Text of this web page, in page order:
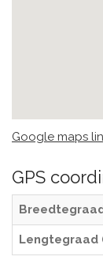
Google maps
GPS
Lengtegraad